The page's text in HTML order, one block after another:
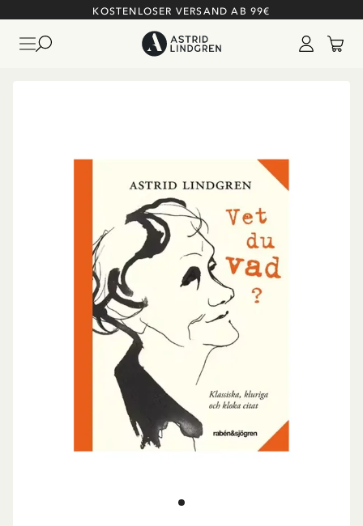
KOSTENLOSER VERSAND AB 99€